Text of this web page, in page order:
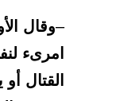
–وقال
امرىء
القتال